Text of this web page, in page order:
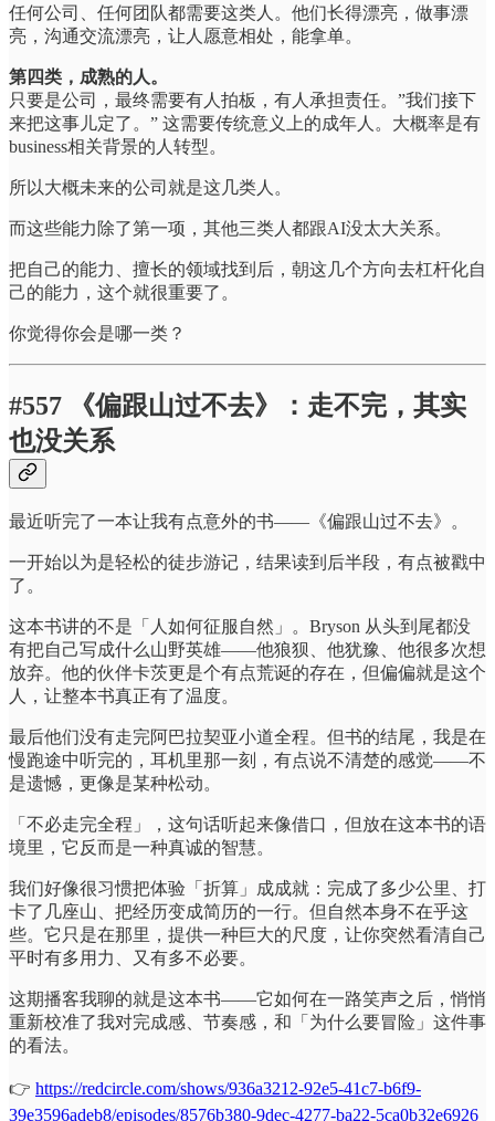
任何公司、任何团队都需要这类人。他们长得漂亮，做事漂
亮，沟通交流漂亮，让人愿意相处，能拿单。
第四类，成熟的人。
只要是公司，最终需要有人拍板，有人承担责任。”我们接下
来把这事儿定了。” 这需要传统意义上的成年人。大概率是有
business相关背景的人转型。
所以大概未来的公司就是这几类人。
而这些能力除了第一项，其他三类人都跟AI没太大关系。
把自己的能力、擅长的领域找到后，朝这几个方向去杠杆化自
己的能力，这个就很重要了。
你觉得你会是哪一类？
#557 《偏跟山过不去》：走不完，其实
也没关系
最近听完了一本让我有点意外的书——《偏跟山过不去》。
一开始以为是轻松的徒步游记，结果读到后半段，有点被戳中
了。
这本书讲的不是「人如何征服自然」。Bryson 从头到尾都没
有把自己写成什么山野英雄——他狼狈、他犹豫、他很多次想
放弃。他的伙伴卡茨更是个有点荒诞的存在，但偏偏就是这个
人，让整本书真正有了温度。
最后他们没有走完阿巴拉契亚小道全程。但书的结尾，我是在
慢跑途中听完的，耳机里那一刻，有点说不清楚的感觉——不
是遗憾，更像是某种松动。
「不必走完全程」，这句话听起来像借口，但放在这本书的语
境里，它反而是一种真诚的智慧。
我们好像很习惯把体验「折算」成成就：完成了多少公里、打
卡了几座山、把经历变成简历的一行。但自然本身不在乎这
些。它只是在那里，提供一种巨大的尺度，让你突然看清自己
平时有多用力、又有多不必要。
这期播客我聊的就是这本书——它如何在一路笑声之后，悄悄
重新校准了我对完成感、节奏感，和「为什么要冒险」这件事
的看法。
👉 https://redcircle.com/shows/936a3212-92e5-41c7-b6f9-
39e3596adeb8/episodes/8576b380-9dec-4277-ba22-5ca0b32e6926